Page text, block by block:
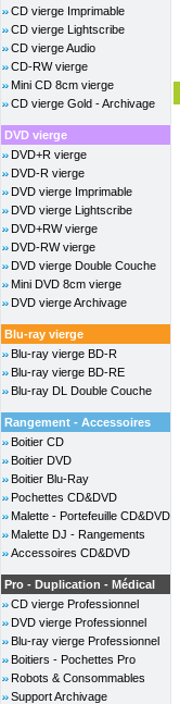
CD vierge Imprimable
CD vierge Lightscribe
CD vierge Audio
CD-RW vierge
Mini CD 8cm vierge
CD vierge Gold - Archivage
DVD vierge
DVD+R vierge
DVD-R vierge
DVD vierge Imprimable
DVD vierge Lightscribe
DVD+RW vierge
DVD-RW vierge
DVD vierge Double Couche
Mini DVD 8cm vierge
DVD vierge Archivage
Blu-ray vierge
Blu-ray vierge BD-R
Blu-ray vierge BD-RE
Blu-ray DL Double Couche
Rangement - Accessoires
Boitier CD
Boitier DVD
Boitier Blu-Ray
Pochettes CD&DVD
Malette - Portefeuille CD&DVD
Malette DJ - Rangements
Accessoires CD&DVD
Pro - Duplication - Médical
CD vierge Professionnel
DVD vierge Professionnel
Blu-ray vierge Professionnel
Boitiers - Pochettes Pro
Robots & Consommables
Support Archivage